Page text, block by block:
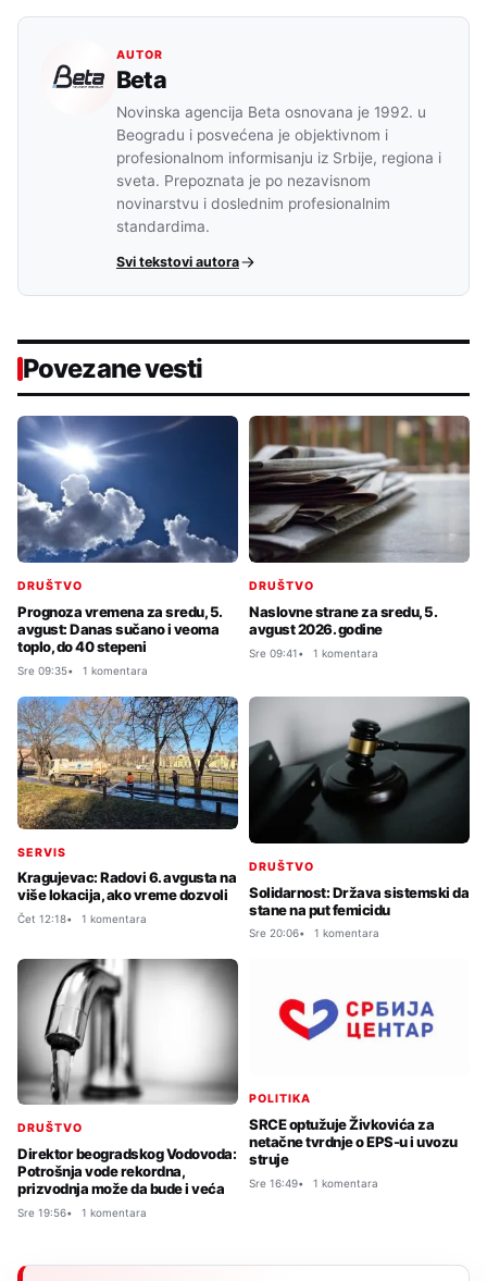
AUTOR
Beta
Novinska agencija Beta osnovana je 1992. u
Beogradu i posvećena je objektivnom i
profesionalnom informisanju iz Srbije, regiona i
sveta. Prepoznata je po nezavisnom
novinarstvu i doslednim profesionalnim
standardima.
Svi tekstovi autora
Povezane vesti
DRUŠTVO
Prognoza vremena za sredu, 5.
avgust: Danas sučano i veoma
toplo, do 40 stepeni
Sre 09:35 1 komentara
DRUŠTVO
Naslovne strane za sredu, 5.
avgust 2026. godine
Sre 09:41 1 komentara
SERVIS
Kragujevac: Radovi 6. avgusta na
više lokacija, ako vreme dozvoli
Čet 12:18 1 komentara
DRUŠTVO
Solidarnost: Država sistemski da
stane na put femicidu
Sre 20:06 1 komentara
DRUŠTVO
Direktor beogradskog Vodovoda:
Potrošnja vode rekordna,
prizvodnja može da bude i veća
Sre 19:56 1 komentara
POLITIKA
SRCE optužuje Živkovića za
netačne tvrdnje o EPS-u i uvozu
struje
Sre 16:49 1 komentara